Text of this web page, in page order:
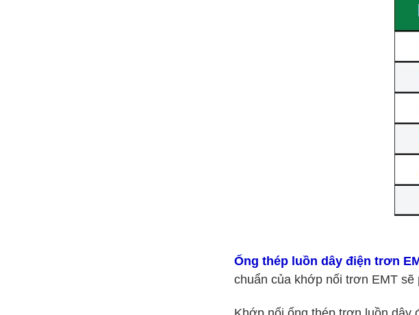
Ống thép luồn dây điện trơn
chuẩn của khớp nối trơn EMT